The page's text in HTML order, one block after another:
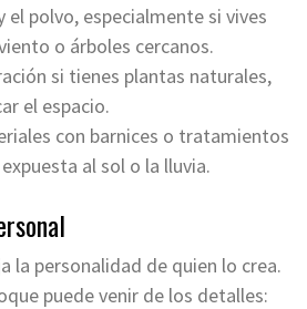
el polvo, especialmente si vives
o árboles cercanos.
si tienes plantas naturales,
el espacio.
con barnices o tratamientos
al sol o la lluvia.
la personalidad de quien lo crea.
puede venir de los detalles: